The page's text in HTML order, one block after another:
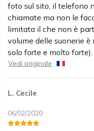
foto sul sito, il telefono
chiamate ma non le
limitata il che non è
volume delle suonerie
solo forte e molto
Vedi originale
L. Cecile
06/02/2020